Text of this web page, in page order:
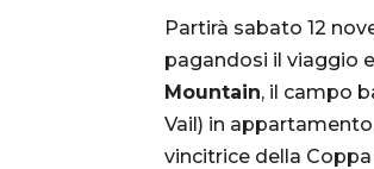
Partirà sabato 12
pagandosi il viaggio
Mountain, il campo
Vail) in
vincitrice della